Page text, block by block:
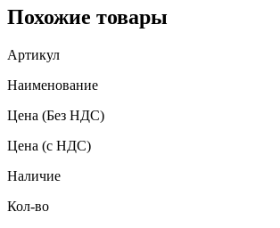
Похожие товары
Артикул
Наименование
Цена (Без НДС)
Цена (с НДС)
Наличие
Кол-во